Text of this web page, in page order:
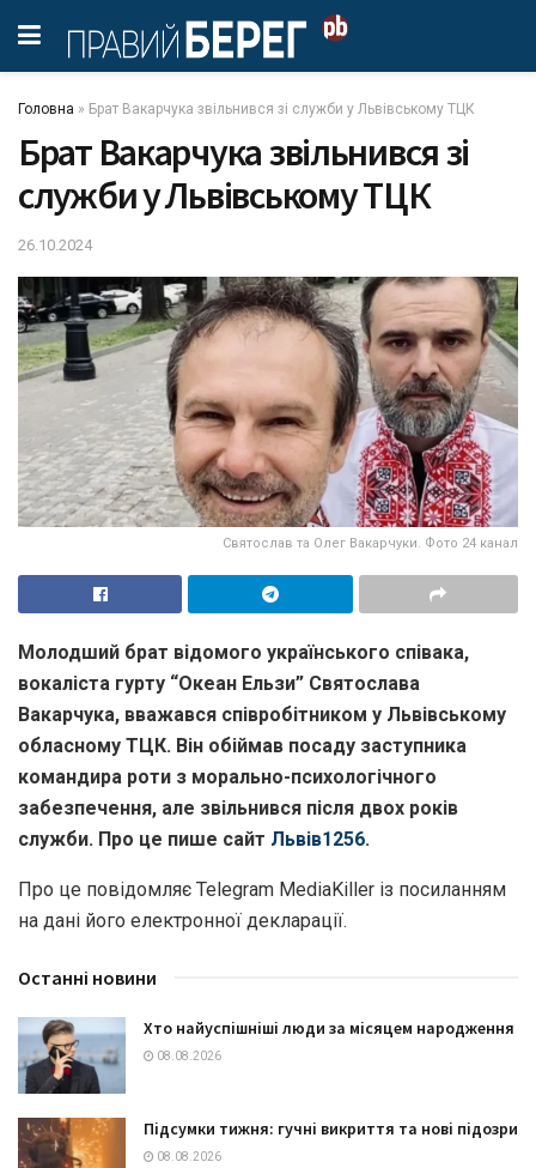
Головна » Брат Вакарчука звільнився зі служби у Львівському ТЦК
Брат Вакарчука звільнився зі
служби у Львівському ТЦК
26.10.2024
Святослав та Олег Вакарчуки. Фото 24 канал
Молодший брат відомого українського співака,
вокаліста гурту “Океан Ельзи” Святослава
Вакарчука, вважався співробітником у Львівському
обласному ТЦК. Він обіймав посаду заступника
командира роти з морально-психологічного
забезпечення, але звільнився після двох років
служби. Про це пише сайт Львів1256.
Про це повідомляє Telegram MediaKiller із посиланням
на дані його електронної декларації.
Останні новини
Хто найуспішніші люди за місяцем народження
08.08.2026
Підсумки тижня: гучні викриття та нові підозри
08.08.2026